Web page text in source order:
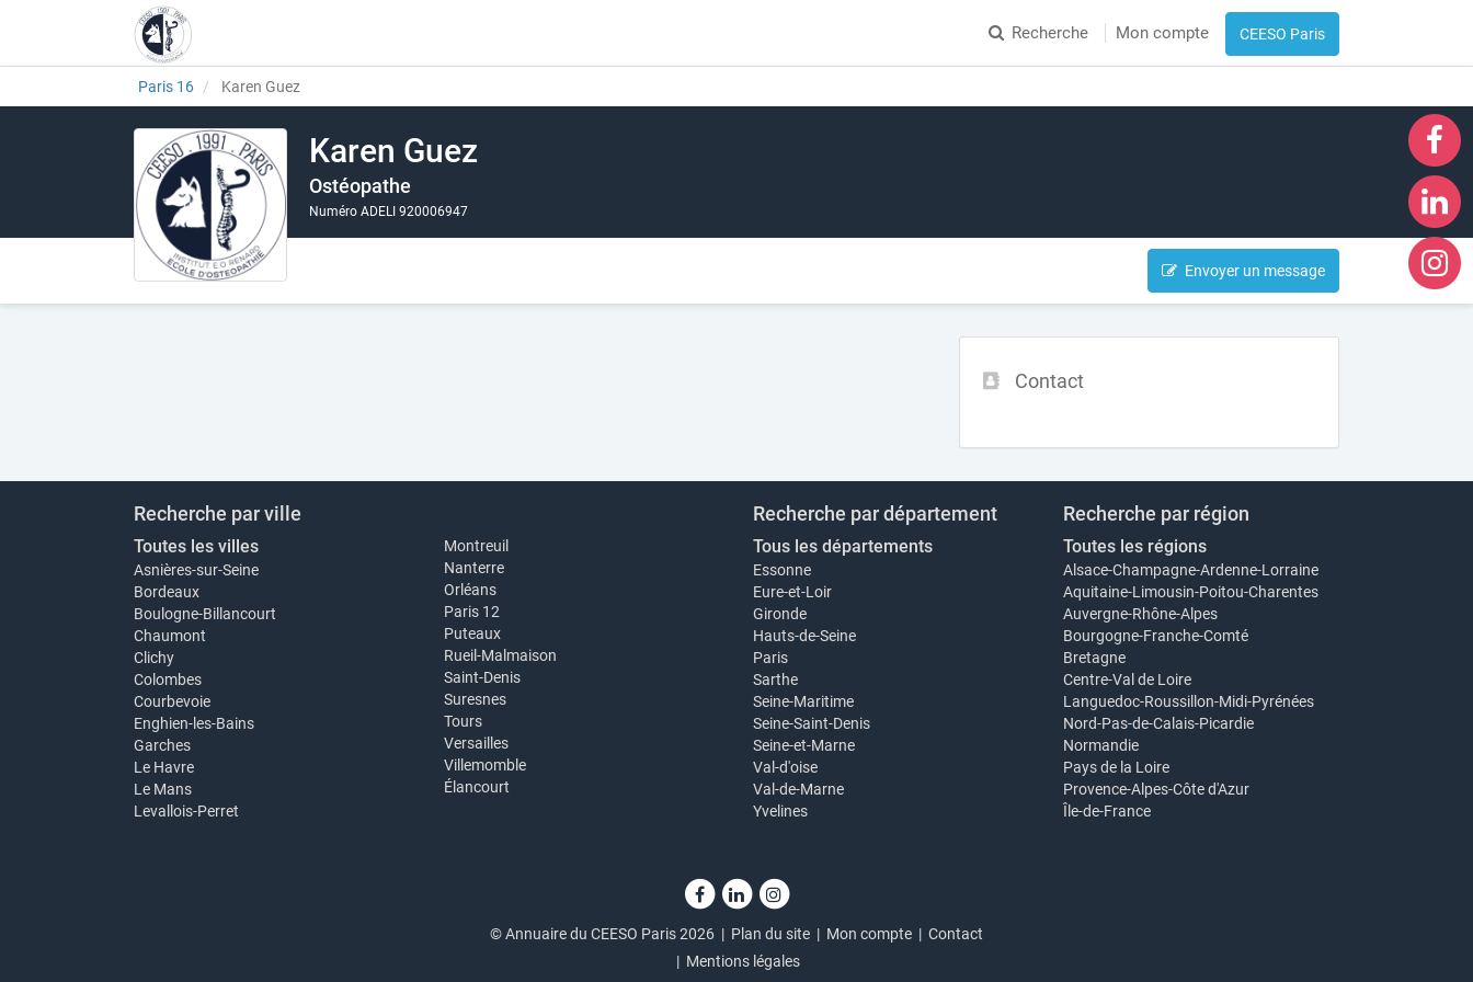
Recherche Mon compte CEESO Paris
Paris 16 Karen Guez
Karen Guez
Ostéopathe
Numéro ADELI 920006947
Envoyer un message
Contact
Recherche par ville
Toutes les villes
Asnières-sur-Seine
Bordeaux
Boulogne-Billancourt
Chaumont
Clichy
Colombes
Courbevoie
Enghien-les-Bains
Garches
Le Havre
Le Mans
Levallois-Perret
Montreuil
Nanterre
Orléans
Paris 12
Puteaux
Rueil-Malmaison
Saint-Denis
Suresnes
Tours
Versailles
Villemomble
Élancourt
Recherche par département
Tous les départements
Essonne
Eure-et-Loir
Gironde
Hauts-de-Seine
Paris
Sarthe
Seine-Maritime
Seine-Saint-Denis
Seine-et-Marne
Val-d'oise
Val-de-Marne
Yvelines
Recherche par région
Toutes les régions
Alsace-Champagne-Ardenne-Lorraine
Aquitaine-Limousin-Poitou-Charentes
Auvergne-Rhône-Alpes
Bourgogne-Franche-Comté
Bretagne
Centre-Val de Loire
Languedoc-Roussillon-Midi-Pyrénées
Nord-Pas-de-Calais-Picardie
Normandie
Pays de la Loire
Provence-Alpes-Côte d'Azur
Île-de-France
© Annuaire du CEESO Paris 2026 | Plan du site | Mon compte | Contact
| Mentions légales